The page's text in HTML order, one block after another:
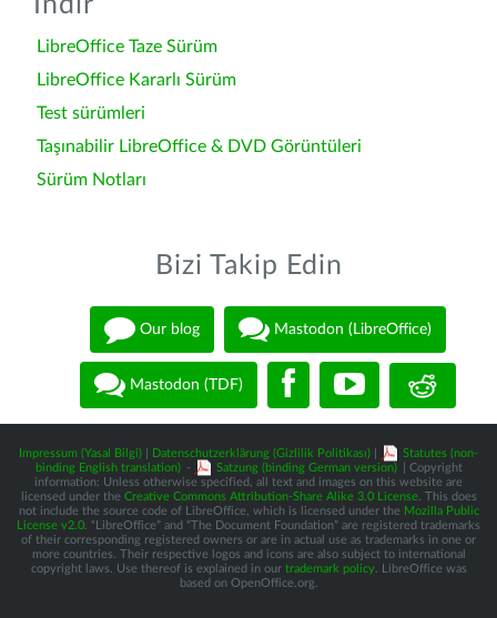
LibreOffice Taze Sürüm
LibreOffice Kararlı Sürüm
Test sürümleri
Taşınabilir LibreOffice & DVD Görüntüleri
Sürüm Notları
Bizi Takip Edin
Our blog Mastodon (LibreOffice)
Mastodon (TDF)
Impressum (Yasal Bilgi) Datenschutzerklärung (Gizlilik Politikası)
Statutes (non-
binding English translation) - Satzung (binding German version)
| Copyright
information: Unless otherwise specified, all text and images on this website are
licensed under the Creative Commons Attribution-Share Alike 3.0 License. This does
not include the source code of LibreOffice, which is licensed under the Mozilla Public
License v2.0 . “LibreOffice” and “The Document Foundation” are registered trademarks
of their corresponding registered owners or are in actual use as trademarks in one or
more countries. Their respective logos and icons are also subject to international
copyright laws. Use thereof is explained in our trademark policy. LibreOffice was
based on OpenOffice.org.